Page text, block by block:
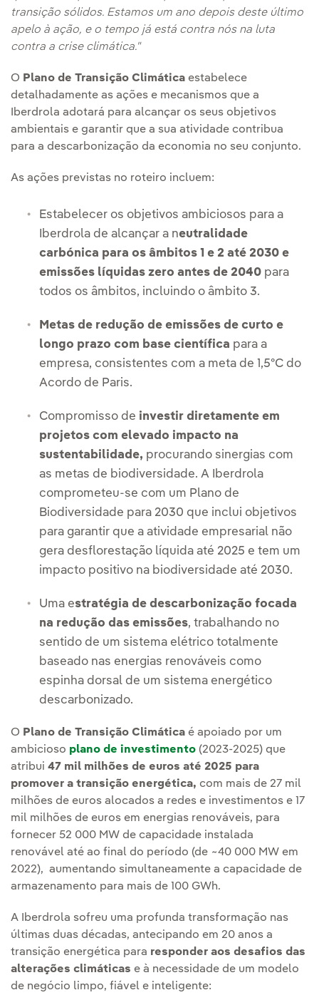
transição sólidos. Estamos um ano depois deste último
apelo à ação, e o tempo já está contra nós na luta
contra a crise climática."
O Plano de Transição Climática estabelece
detalhadamente as ações e mecanismos que a
Iberdrola adotará para alcançar os seus objetivos
ambientais e garantir que a sua atividade contribua
para a descarbonização da economia no seu conjunto.
As ações previstas no roteiro incluem:
Estabelecer os objetivos ambiciosos para a
Iberdrola de alcançar a neutralidade
carbónica para os âmbitos 1 e 2 até 2030 e
emissões líquidas zero antes de 2040 para
todos os âmbitos, incluindo o âmbito 3.
Metas de redução de emissões de curto e
longo prazo com base científica para a
empresa, consistentes com a meta de 1,5ºC do
Acordo de Paris.
Compromisso de investir diretamente em
projetos com elevado impacto na
sustentabilidade, procurando sinergias com
as metas de biodiversidade. A Iberdrola
comprometeu-se com um Plano de
Biodiversidade para 2030 que inclui objetivos
para garantir que a atividade empresarial não
gera desflorestação líquida até 2025 e tem um
impacto positivo na biodiversidade até 2030.
Uma estratégia de descarbonização focada
na redução das emissões, trabalhando no
sentido de um sistema elétrico totalmente
baseado nas energias renováveis como
espinha dorsal de um sistema energético
descarbonizado.
O Plano de Transição Climática é apoiado por um
ambicioso plano de investimento (2023-2025) que
atribui 47 mil milhões de euros até 2025 para
promover a transição energética, com mais de 27 mil
milhões de euros alocados a redes e investimentos e 17
mil milhões de euros em energias renováveis, para
fornecer 52 000 MW de capacidade instalada
renovável até ao final do período (de ~40 000 MW em
2022), aumentando simultaneamente a capacidade de
armazenamento para mais de 100 GWh.
A Iberdrola sofreu uma profunda transformação nas
últimas duas décadas, antecipando em 20 anos a
transição energética para responder aos desafios das
alterações climáticas e à necessidade de um modelo
de negócio limpo, fiável e inteligente: